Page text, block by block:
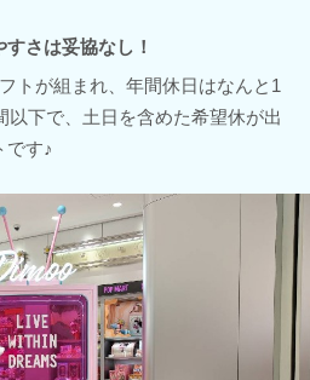
さは妥協なし！
トが組まれ、年間休日はなんと1
以下で、土日を含めた希望休が出
です♪